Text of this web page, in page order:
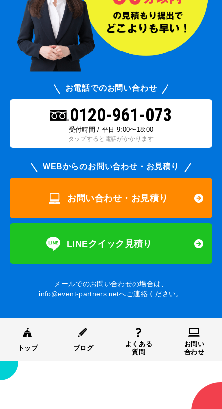
お電話でのお問い合わせ
0120-961-073
受付時間 / 平日 9:00〜18:00
タップすると電話がかかります
WEBからのお問い合わせ・お見積り
お問い合わせ・お見積り
LINEクイック見積り
メールでのお問い合わせの場合は、
info@event-partners.netへご連絡ください。
トップ ブログ
よくある
質問
お問い
合わせ